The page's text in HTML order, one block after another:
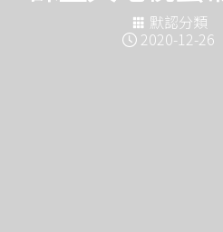
默認分類
2020-12-26